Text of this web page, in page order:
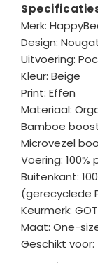
Merk:
Design:
Uitvoering:
Kleur: Beige
Print: Effen
Materiaal:
Bamboe
Microvezel
Voering: 100%
Buitenkant:
(gerecyclede
Keurmerk:
Maat: One-
Geschikt voor: